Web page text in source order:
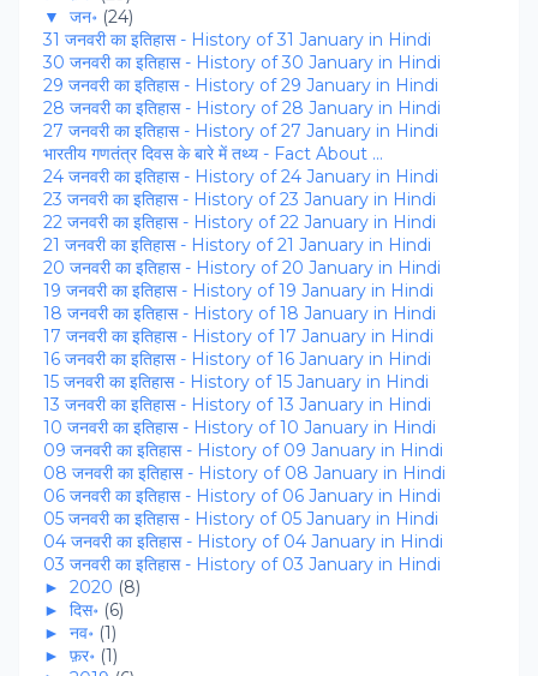
▼
जन॰ (24)
31 जनवरी का इतिहास - History of 31 January in Hindi
30 जनवरी का इतिहास - History of 30 January in Hindi
29 जनवरी का इतिहास - History of 29 January in Hindi
28 जनवरी का इतिहास - History of 28 January in Hindi
27 जनवरी का इतिहास - History of 27 January in Hindi
भारतीय गणतंत्र दिवस के बारे में तथ्य - Fact About ...
24 जनवरी का इतिहास - History of 24 January in Hindi
23 जनवरी का इतिहास - History of 23 January in Hindi
22 जनवरी का इतिहास - History of 22 January in Hindi
21 जनवरी का इतिहास - History of 21 January in Hindi
20 जनवरी का इतिहास - History of 20 January in Hindi
19 जनवरी का इतिहास - History of 19 January in Hindi
18 जनवरी का इतिहास - History of 18 January in Hindi
17 जनवरी का इतिहास - History of 17 January in Hindi
16 जनवरी का इतिहास - History of 16 January in Hindi
15 जनवरी का इतिहास - History of 15 January in Hindi
13 जनवरी का इतिहास - History of 13 January in Hindi
10 जनवरी का इतिहास - History of 10 January in Hindi
09 जनवरी का इतिहास - History of 09 January in Hindi
08 जनवरी का इतिहास - History of 08 January in Hindi
06 जनवरी का इतिहास - History of 06 January in Hindi
05 जनवरी का इतिहास - History of 05 January in Hindi
04 जनवरी का इतिहास - History of 04 January in Hindi
03 जनवरी का इतिहास - History of 03 January in Hindi
► 2020 (8)
► दिस॰ (6)
► नव॰ (1)
► फ़र॰ (1)